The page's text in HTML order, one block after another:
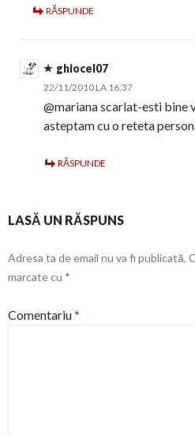
RĂSPUNDE
ghiocel07
22/11/2010 LA 16:37
@mariana scarlat-esti bine
asteptam cu o reteta
RĂSPUNDE
LASĂ UN RĂSPUNS
Adresa ta de email nu va fi publicată.
marcate cu *
Comentariu*